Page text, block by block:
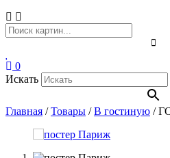
0
Искать
Главная /Товары /В гостиную /